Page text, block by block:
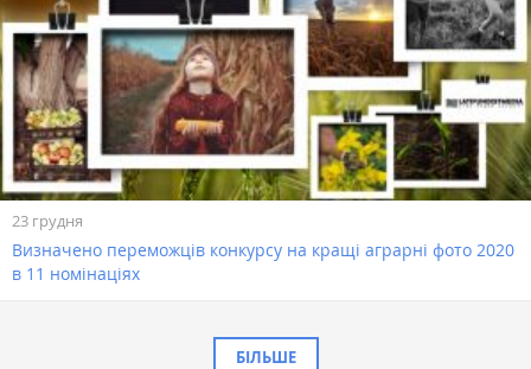
23 грудня
Визначено переможців конкурсу на кращі аграрні фото 2020
в 11 номінаціях
БІЛЬШЕ